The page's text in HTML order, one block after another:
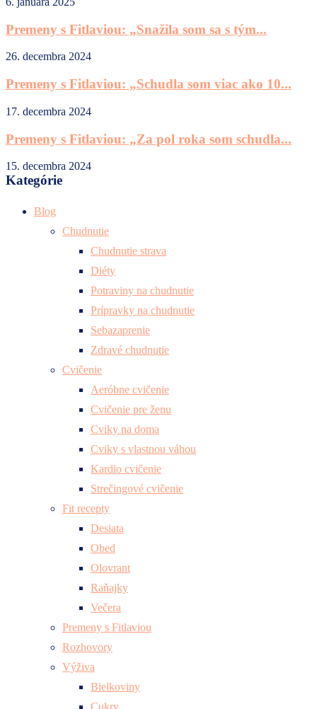
Premeny s Fitlaviou: „Snažila som sa s tým...
26. decembra 2024
Premeny s Fitlaviou: „Schudla som viac ako 10...
17. decembra 2024
Premeny s Fitlaviou: „Za pol roka som schudla...
15. decembra 2024
Kategórie
Blog
Chudnutie
Chudnutie strava
Diéty
Potraviny na chudnutie
Prípravky na chudnutie
Sebazaprenie
Zdravé chudnutie
Cvičenie
Aeróbne cvičenie
Cvičenie pre ženu
Cviky na doma
Cviky s vlastnou váhou
Kardio cvičenie
Strečingové cvičenie
Fit recepty
Desiata
Obed
Olovrant
Raňajky
Večera
Premeny s Fitlaviou
Rozhovory
Výživa
Bielkoviny
Cukry